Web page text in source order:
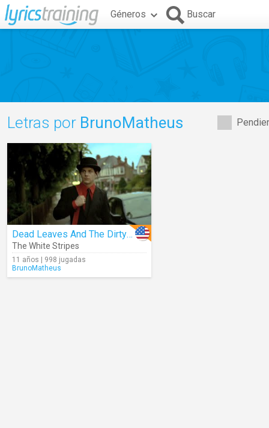
Géneros Buscar
Letras por BrunoMatheus
Dead Leaves And The Dirty Ground
The White Stripes
11 años | 998 jugadas
BrunoMatheus